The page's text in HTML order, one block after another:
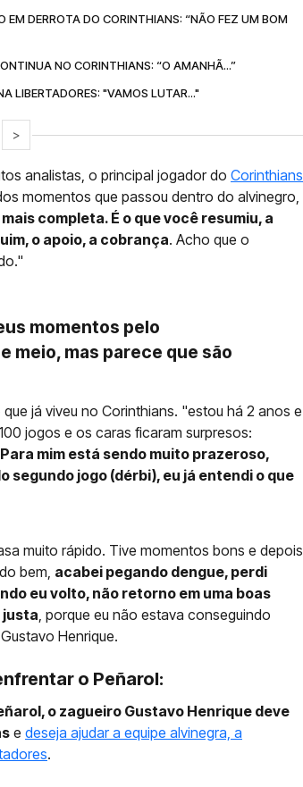
DERROTA DO CORINTHIANS: “NÃO FEZ UM BOM
NO CORINTHIANS: “O AMANHÃ...”
LIBERTADORES: "VAMOS LUTAR..."
>
analistas, o principal jogador do Corinthians
momentos que passou dentro do alvinegro,
completa. É o que você resumiu, a
o apoio, a cobrança. Acho que o
momentos pelo
meio, mas parece que são
já viveu no Corinthians. "estou há 2 anos e
jogos e os caras ficaram surpresos:
Para mim está sendo muito prazeroso,
segundo jogo (dérbi), eu já entendi o que
muito rápido. Tive momentos bons e depois
bem, acabei pegando dengue, perdi
eu volto, não retorno em uma boas
justa, porque eu não estava conseguindo
Henrique.
o Peñarol:
o zagueiro Gustavo Henrique deve
e deseja ajudar a equipe alvinegra, a
.